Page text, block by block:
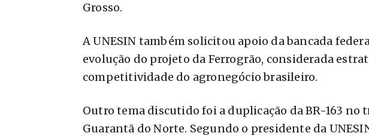
Grosso.
A UNESIN também solicitou apoio da bancada
evolução do projeto da Ferrogrão, considerada
competitividade do agronegócio brasileiro.
Outro tema discutido foi a duplicação da BR-163 no
Guarantã do Norte. Segundo o presidente da